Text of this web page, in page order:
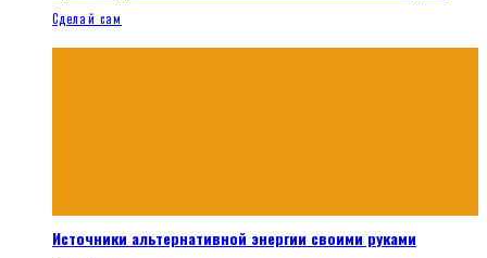
Сделай сам
Источники альтернативной энергии своими руками